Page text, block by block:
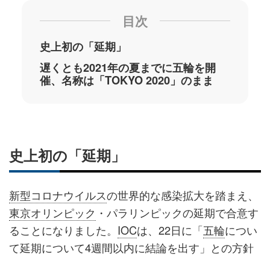
目次
史上初の「延期」
遅くとも2021年の夏までに五輪を開
催、名称は「TOKYO 2020」のまま
史上初の「延期」
新型コロナウイルスの世界的な感染拡大を踏まえ、
東京オリンピック ・パラリンピックの延期で合意す
ることになりました。 IOCは、22日に「五輪につい
て延期について4週間以内に結論を出す」との方針